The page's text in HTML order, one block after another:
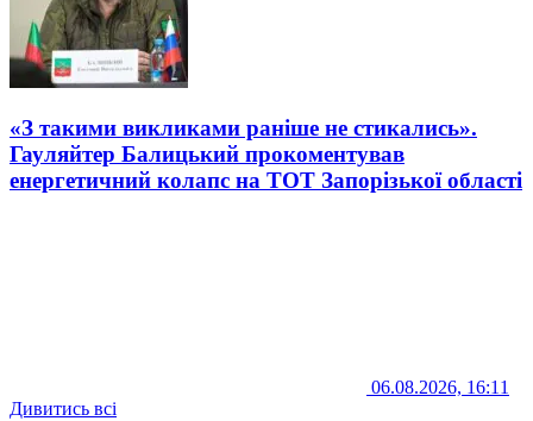
«З такими викликами раніше не стикались».
Гауляйтер Балицький прокоментував
енергетичний колапс на ТОТ Запорізької області
06.08.2026, 16:11
Дивитись всі